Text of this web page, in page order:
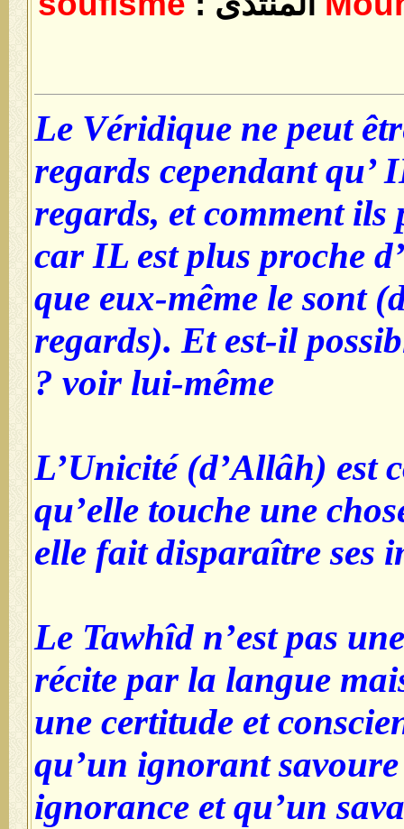
Le Véridique
regards
regards, et
car IL est plus
que eux-
regards). Et
voir lui-même
L’Unicité
qu’elle
elle fait
Le Tawhîd
récite par la
une certitude
qu’un
ignorance et